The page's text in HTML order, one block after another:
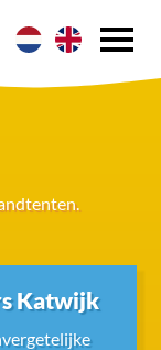
Katwijk